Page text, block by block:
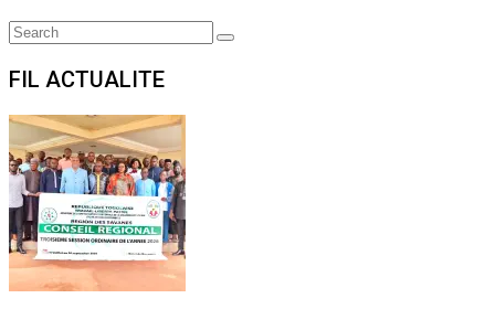
Search
Search
FIL ACTUALITE